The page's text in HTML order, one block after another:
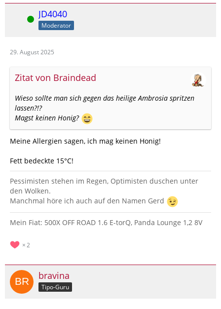
Online JD4040
Moderator
29. August 2025
Zitat von Braindead
Wieso sollte man sich gegen das heilige Ambrosia spritzen
lassen?!?
Magst keinen Honig?
Meine Allergien sagen, ich mag keinen Honig!
Fett bedeckte 15°C!
Pessimisten stehen im Regen, Optimisten duschen unter
den Wolken.
Manchmal höre ich auch auf den Namen Gerd
Mein Fiat: 500X OFF ROAD 1.6 E-torQ, Panda Lounge 1,2 8V
2
bravina
Tipo-Guru